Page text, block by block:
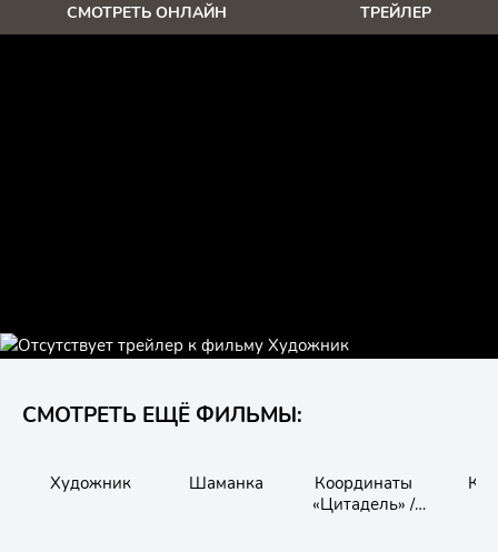
СМОТРЕТЬ ОНЛАЙН ТРЕЙЛЕР
СМОТРЕТЬ ЕЩЁ ФИЛЬМЫ:
Художник Шаманка
Координаты
«Цитадель» /